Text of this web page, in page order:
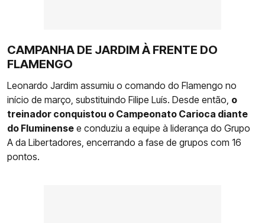
CAMPANHA DE JARDIM À FRENTE DO
FLAMENGO
Leonardo Jardim assumiu o comando do Flamengo no
início de março, substituindo Filipe Luís. Desde então, o
treinador conquistou o Campeonato Carioca diante
do Fluminense e conduziu a equipe à liderança do Grupo
A da Libertadores, encerrando a fase de grupos com 16
pontos.